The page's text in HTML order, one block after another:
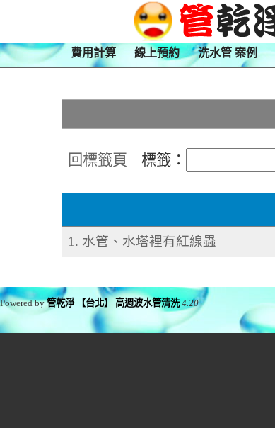
費用計算 線上預約 洗水管 案例
回標籤頁 標籤：
1. 水管、水塔裡有紅線蟲
Powered by管乾淨 【台北】 高週波水管清洗 4.20